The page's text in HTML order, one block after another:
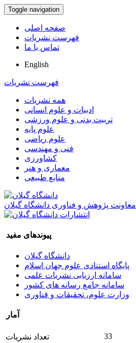
Toggle navigation
صفحه اصلی
فهرست نشریات
تماس با ما
English
فهرست نشریات
همه نشریات
ادبیات و علوم انسانی
تربیت بدنی و علوم ورزشی
علوم پایه
علوم ریاضی
فنی و مهندسی
کشاورزی
معماری و هنر
منابع طبیعی
معاونت پژوهش و فناوری دانشگاه گیلان
پیوندهای مفید
دانشگاه گیلان
پایگاه استنادی علوم جهان اسلام
سامانه ارزیابی نشریات علمی
سامانه جامع رسانه های کشور
وزارت علوم، تحقیقات و فناوری
آمار
تعداد نشریات
33